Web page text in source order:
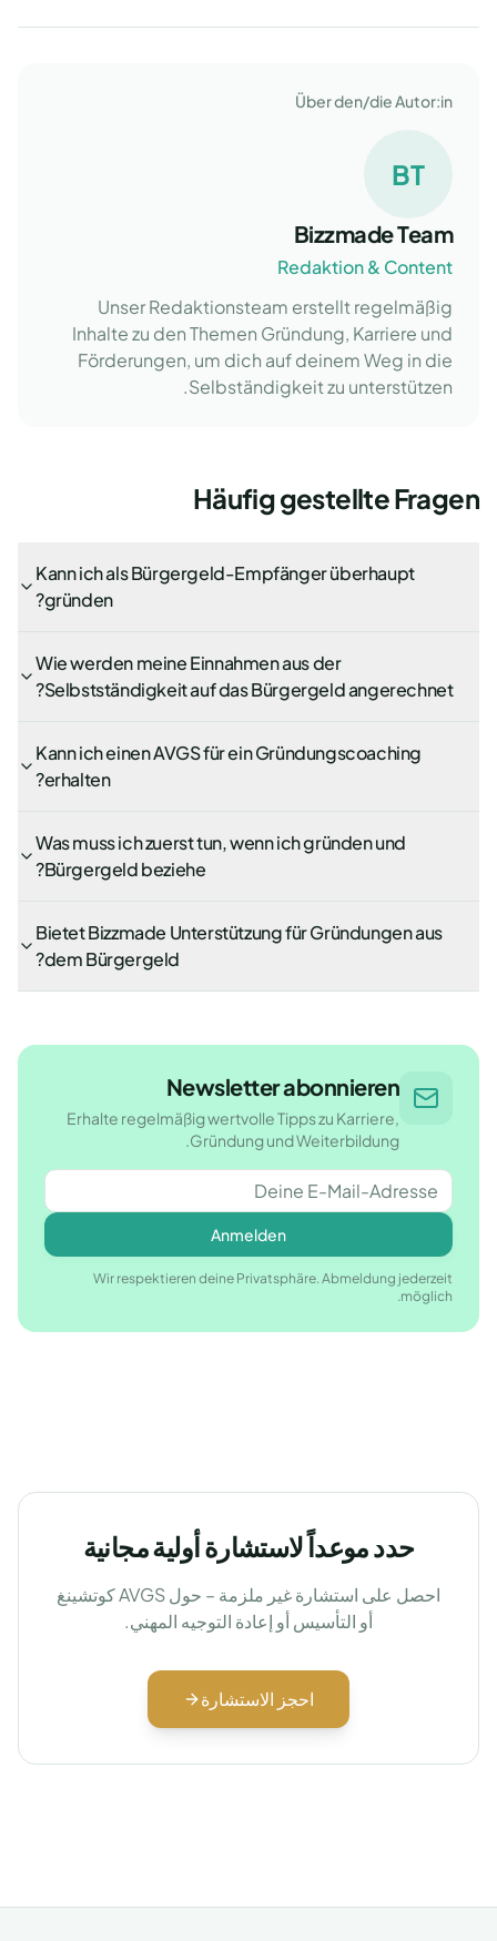
Über den/die Autor:in
BT
Bizzmade Team
Redaktion & Content
Unser Redaktionsteam erstellt regelmäßig
Inhalte zu den Themen Gründung, Karriere und
Förderungen, um dich auf deinem Weg in die
Selbständigkeit zu unterstützen.
Häufig gestellte Fragen
Kann ich als Bürgergeld-Empfänger überhaupt
gründen?
Wie werden meine Einnahmen aus der
Selbstständigkeit auf das Bürgergeld angerechnet?
Kann ich einen AVGS für ein Gründungscoaching
erhalten?
Was muss ich zuerst tun, wenn ich gründen und
Bürgergeld beziehe?
Bietet Bizzmade Unterstützung für Gründungen aus
dem Bürgergeld?
Newsletter abonnieren
Erhalte regelmäßig wertvolle Tipps zu Karriere,
Gründung und Weiterbildung.
Anmelden
Wir respektieren deine Privatsphäre. Abmeldung jederzeit
möglich.
حدد موعداً لاستشارة أولية مجانية
احصل على استشارة غير ملزمة – حول AVGS كوتشينغ
أو التأسيس أو إعادة التوجيه المهني.
احجز الاستشارة